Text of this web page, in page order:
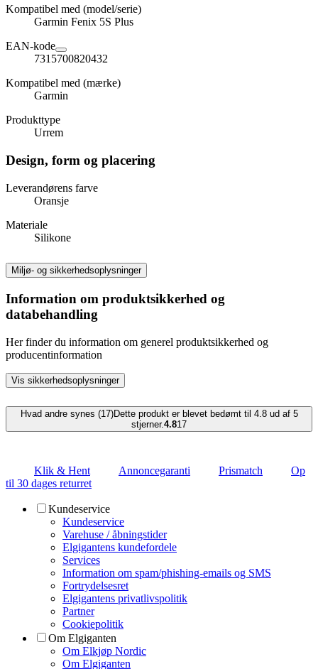
Kompatibel med (model/serie)
Garmin Fenix 5S Plus
EAN-kode
7315700820432
Kompatibel med (mærke)
Garmin
Produkttype
Urrem
Design, form og placering
Leverandørens farve
Oransje
Materiale
Silikone
Miljø- og sikkerhedsoplysninger
Information om produktsikkerhed og
databehandling
Her finder du information om generel produktsikkerhed og
producentinformation
Vis sikkerhedsoplysninger
Hvad andre synes (17)Dette produkt er blevet bedømt til 4.8 ud af 5
stjerner.4.817
Klik & Hent Annoncegaranti Prismatch
Op
til 30 dages returret
Kundeservice
Kundeservice
Varehuse / åbningstider
Elgigantens kundefordele
Services
Information om spam/phishing-emails og SMS
Fortrydelsesret
Elgigantens privatlivspolitik
Partner
Cookiepolitik
Om Elgiganten
Om Elkjøp Nordic
Om Elgiganten